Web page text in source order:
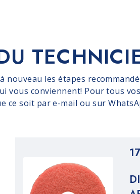
les étapes
vous conviennent! Pour tous
ce soit par e-mail ou sur